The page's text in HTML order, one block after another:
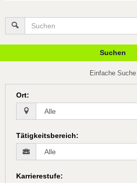
Suchen
Einfache Suche
Ort:
Tätigkeitsbereich:
Karrierestufe: